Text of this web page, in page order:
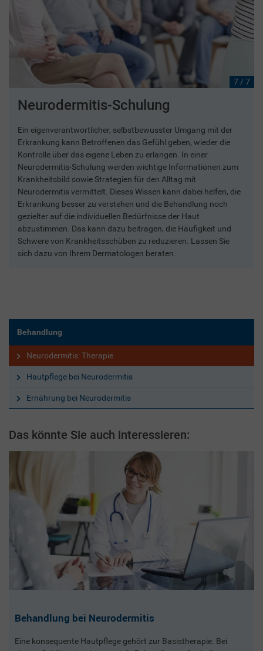
7 / 7
Neurodermitis-Schulung
Ein eigenverantwortlicher, selbstbewusster Umgang mit der
Erkrankung kann Betroffenen das Gefühl geben, wieder die
Kontrolle über das eigene Leben zu erlangen. In einer
Neurodermitis-Schulung werden wichtige Informationen zum
Krankheitsbild sowie Strategien für den Alltag mit
Neurodermitis vermittelt. Dieses Wissen kann dabei helfen, die
Erkrankung besser zu verstehen und die Behandlung noch
gezielter auf die individuellen Bedürfnisse der Haut
abzustimmen. Das kann dazu beitragen, die Häufigkeit und
Schwere von Krankheitsschüben zu reduzieren. Lassen Sie
sich dazu von Ihrem Dermatologen beraten.
Behandlung
Neurodermitis: Therapie
Hautpflege bei Neurodermitis
Ernährung bei Neurodermitis
Das könnte Sie auch interessieren:
Behandlung bei Neurodermitis
Eine konsequente Hautpflege gehört zur Basistherapie. Bei